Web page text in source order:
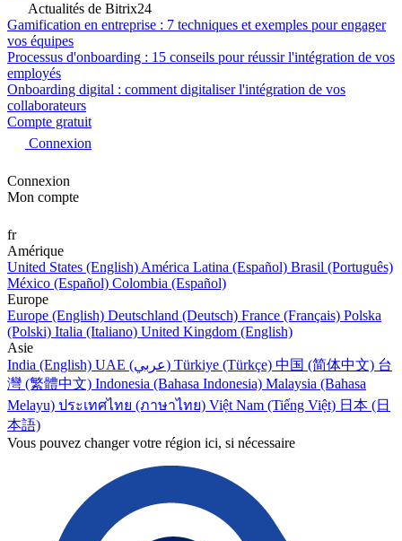
Actualités de Bitrix24
Gamification en entreprise : 7 techniques et exemples pour engager
vos équipes
Processus d'onboarding : 15 conseils pour réussir l'intégration de vos
employés
Onboarding digital : comment digitaliser l'intégration de vos
collaborateurs
Compte gratuit
Connexion
Connexion
Mon compte
fr
Amérique
United States (English) América Latina (Español) Brasil (Português)
México (Español) Colombia (Español)
Europe
Europe (English) Deutschland (Deutsch) France (Français) Polska
(Polski) Italia (Italiano) United Kingdom (English)
Asie
India (English)
UAE (عربي) Türkiye (Türkçe) 中国 (简体中文) 台
灣 (繁體中文) Indonesia (Bahasa Indonesia) Malaysia (Bahasa
Melayu) ประเทศไทย (ภาษาไทย) Việt Nam (Tiếng Việt) 日本 (日
本語)
Vous pouvez changer votre région ici, si nécessaire